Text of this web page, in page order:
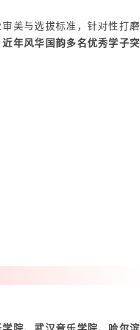
美与选拔标准，针对性打磨
近年风华国韵多名优秀学子突